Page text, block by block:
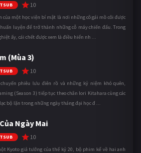
10
của một học viện bí mật là nơi những cô gái mồ côi được
luyện để trở thành những cỗ máy chiến đấu. Trong
ấy, cái chết được xem là điều hiển nh ...
(Mùa 3)
10
phiêu lưu điên rồ và những kỷ niệm khó quên,
(Season 3) tiếp tục theo chân Iori Kitahara cùng các
bộ lặn trong những ngày tháng đại học đ ...
Ngày Mai
10
Kyoto giả tưởng của thế kỷ 20, bộ phim kể về hai anh